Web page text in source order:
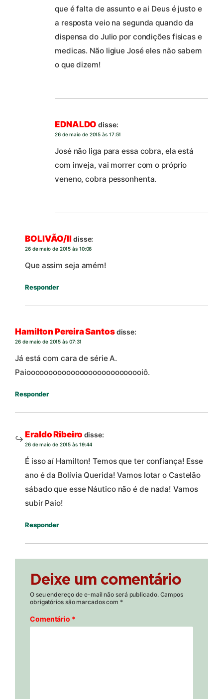
que é falta de assunto e ai Deus é justo e
a resposta veio na segunda quando da
dispensa do Julio por condições fisicas e
medicas. Não ligiue José eles não sabem
o que dizem!
EDNALDO disse:
26 de maio de 2015 às 17:51
José não liga para essa cobra, ela está
com inveja, vai morrer com o próprio
veneno, cobra pessonhenta.
BOLIVÃO/IIdisse:
26 de maio de 2015 às 10:06
Que assim seja amém!
Responder
Hamilton Pereira Santosdisse:
26 de maio de 2015 às 07:31
Já está com cara de série A.
Paiooooooooooooooooooooooooooiô.
Responder
Eraldo Ribeiro disse:
26 de maio de 2015 às 19:44
É isso aí Hamilton! Temos que ter confiança! Esse
ano é da Bolívia Querida! Vamos lotar o Castelão
sábado que esse Náutico não é de nada! Vamos
subir Paio!
Responder
Deixe um comentário
O seu endereço de e-mail não será publicado. Campos
obrigatórios são marcados com *
Comentário *